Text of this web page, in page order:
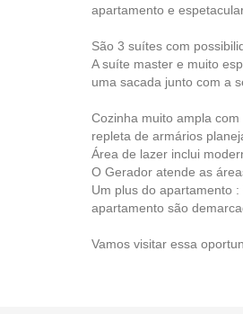
apartamento e
São 3 suítes com
A suíte master e muito
uma sacada junto com a
Cozinha muito ampla
repleta de armários
Área de lazer inclui
O Gerador atende as
Um plus do apartamento
apartamento são
Vamos visitar essa